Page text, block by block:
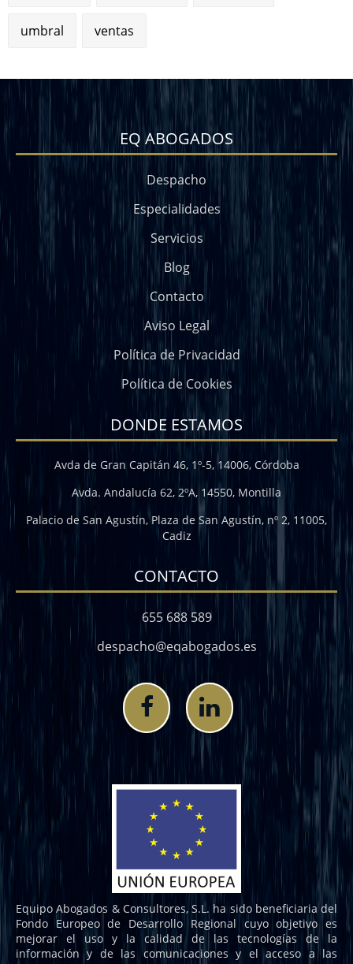
umbral ventas
EQ ABOGADOS
Despacho
Especialidades
Servicios
Blog
Contacto
Aviso Legal
Política de Privacidad
Política de Cookies
DONDE ESTAMOS
Avda de Gran Capitán 46, 1º-5, 14006, Córdoba
Avda. Andalucía 62, 2ºA, 14550, Montilla
Palacio de San Agustín, Plaza de San Agustín, nº 2, 11005,
Cadiz
CONTACTO
655 688 589
despacho@eqabogados.es
Equipo Abogados & Consultores, S.L. ha sido beneficiaria del
Fondo Europeo de Desarrollo Regional cuyo objetivo es
mejorar el uso y la calidad de las tecnologías de la
información y de las comunicaciones y el acceso a las